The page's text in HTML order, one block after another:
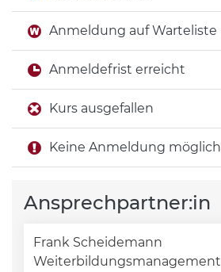
Anmeldung auf Warteliste
Anmeldefrist erreicht
Kurs ausgefallen
Keine Anmeldung möglich
Ansprechpartner:in
Frank Scheidemann
Weiterbildungsmanagement